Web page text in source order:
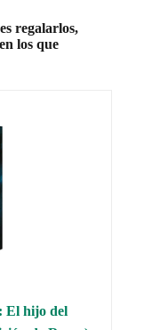
regalarlos,
los que
El hijo del